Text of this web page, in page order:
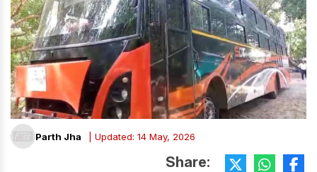
Parth Jha | Updated: 14 May, 2026
Share: